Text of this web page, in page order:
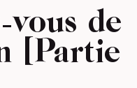
de
[Partie